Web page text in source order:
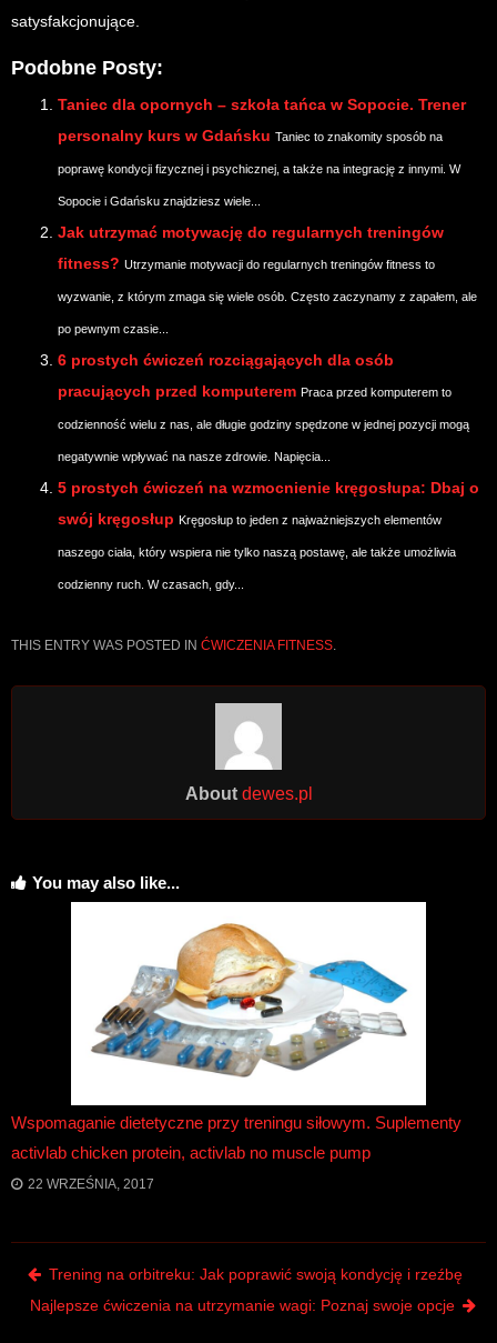
satysfakcjonujące.
Podobne Posty:
Taniec dla opornych – szkoła tańca w Sopocie. Trener
personalny kurs w Gdańsku Taniec to znakomity sposób na
poprawę kondycji fizycznej i psychicznej, a także na integrację z innymi. W
Sopocie i Gdańsku znajdziesz wiele...
Jak utrzymać motywację do regularnych treningów
fitness? Utrzymanie motywacji do regularnych treningów fitness to
wyzwanie, z którym zmaga się wiele osób. Często zaczynamy z zapałem, ale
po pewnym czasie...
6 prostych ćwiczeń rozciągających dla osób
pracujących przed komputerem Praca przed komputerem to
codzienność wielu z nas, ale długie godziny spędzone w jednej pozycji mogą
negatywnie wpływać na nasze zdrowie. Napięcia...
5 prostych ćwiczeń na wzmocnienie kręgosłupa: Dbaj o
swój kręgosłup Kręgosłup to jeden z najważniejszych elementów
naszego ciała, który wspiera nie tylko naszą postawę, ale także umożliwia
codzienny ruch. W czasach, gdy...
THIS ENTRY WAS POSTED IN ĆWICZENIA FITNESS.
About dewes.pl
You may also like...
Wspomaganie dietetyczne przy treningu siłowym. Suplementy
activlab chicken protein, activlab no muscle pump
22 WRZEŚNIA, 2017
Post navigation
Trening na orbitreku: Jak poprawić swoją kondycję i rzeźbę
Najlepsze ćwiczenia na utrzymanie wagi: Poznaj swoje opcje